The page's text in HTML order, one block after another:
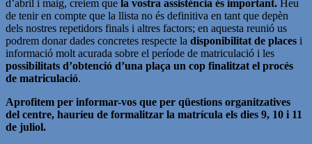
d’abril i maig, creiem que la vostra assistència és important. Heu
de tenir en compte que la llista no és definitiva en tant que depèn
dels nostres repetidors finals i altres factors; en aquesta reunió us
podrem donar dades concretes respecte la disponibilitat de places i
informació molt acurada sobre el període de matriculació i les
possibilitats d’obtenció d’una plaça un cop finalitzat el procés
de matriculació.
Aprofitem per informar-vos que per qüestions organitzatives
del centre, hauríeu de formalitzar la matrícula els dies 9, 10 i 11
de juliol.